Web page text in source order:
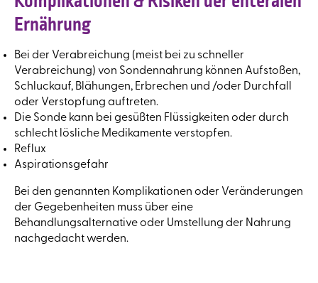
Ernährung
Bei der Verabreichung (meist bei zu schneller
Verabreichung) von Sondennahrung können Aufstoßen,
Schluckauf, Blähungen, Erbrechen und /oder Durchfall
oder Verstopfung auftreten.
Die Sonde kann bei gesüßten Flüssigkeiten oder durch
schlecht lösliche Medikamente verstopfen.
Reflux
Aspirationsgefahr
Bei den genannten Komplikationen oder Veränderungen
der Gegebenheiten muss über eine
Behandlungsalternative oder Umstellung der Nahrung
nachgedacht werden.